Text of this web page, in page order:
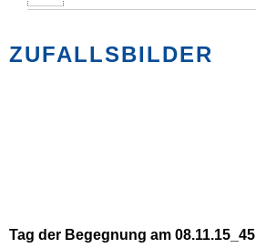
ZUFALLSBILDER
Tag der Begegnung am 08.11.15_45